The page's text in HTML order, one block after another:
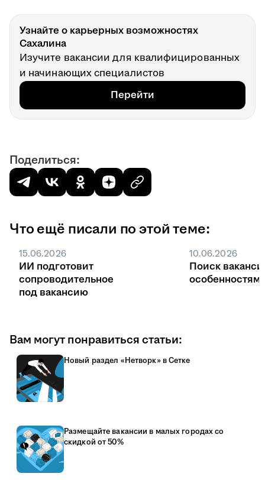
Узнайте о карьерных возможностях
Сахалина
Изучите вакансии для квалифицированных
и начинающих специалистов
Перейти
Поделиться:
Что ещё писали по этой теме:
15.06.2026
ИИ подготовит
сопроводительное
под вакансию
10.06.2026
Поиск
Вам могут понравиться статьи:
Новый раздел «Нетворк» в Сетке
Размещайте вакансии в малых городах со
скидкой от 50%